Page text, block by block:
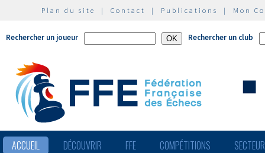
Plan du site | Contact | Publications | Mon
Rechercher un joueur Rechercher un club
ACCUEIL DÉCOUVRIR FFE COMPÉTITIONS